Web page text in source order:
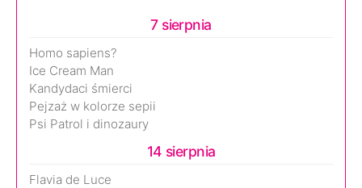
7 sierpnia
Homo sapiens?
Ice Cream Man
Kandydaci śmierci
Pejzaż w kolorze sepii
Psi Patrol i dinozaury
14 sierpnia
Flavia de Luce